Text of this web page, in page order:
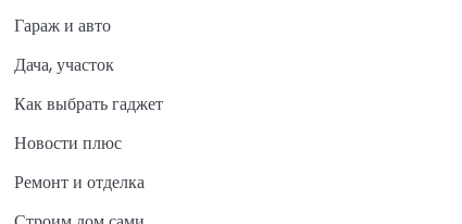
Гараж и авто
Дача, участок
Как выбрать гаджет
Новости плюс
Ремонт и отделка